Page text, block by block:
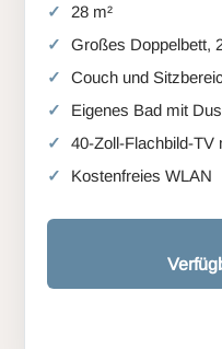
28 m²
Großes Doppelbett,
Couch und
Eigenes Bad mit
40-Zoll-Flachbild-TV
Kostenfreies WLAN